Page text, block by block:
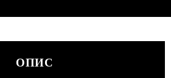
ОПИС